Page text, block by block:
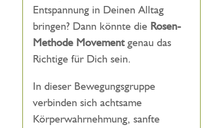
Entspannung in Deinen Alltag
bringen? Dann könnte die Rosen-
Methode Movementgenau das
Richtige für Dich sein.
In dieser Bewegungsgruppe
verbinden sich achtsame
Körperwahrnehmung, sanfte